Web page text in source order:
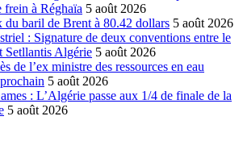
frein à Réghaïa 5 août 2026
du baril de Brent à 80.42 dollars 5 août 2026
: Signature de deux conventions entre le
Setllantis Algérie 5 août 2026
de l’ex ministre des ressources en eau
5 août 2026
: L’Algérie passe aux 1/4 de finale de la
5 août 2026